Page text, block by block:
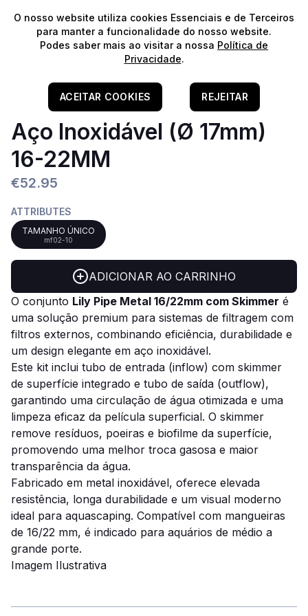
⭐️ Envios Gratuitos para encomendas acima de 60€!*⭐️
Aquascaping/Lily Pipes
Kit Lily Pipe C/ Skimmer
Aço Inoxidável (Ø 17mm)
16-22MM
€52.95
ATTRIBUTES
TAMANHO ÚNICO
mf02-10
ADICIONAR AO CARRINHO
O conjunto Lily Pipe Metal 16/22mm com Skimmer é
uma solução premium para sistemas de filtragem com
filtros externos, combinando eficiência, durabilidade e
um design elegante em aço inoxidável.
Este kit inclui tubo de entrada (inflow) com skimmer
de superfície integrado e tubo de saída (outflow),
garantindo uma circulação de água otimizada e uma
limpeza eficaz da película superficial. O skimmer
remove resíduos, poeiras e biofilme da superfície,
promovendo uma melhor troca gasosa e maior
transparência da água.
Fabricado em metal inoxidável, oferece elevada
resistência, longa durabilidade e um visual moderno
ideal para aquascaping. Compatível com mangueiras
de 16/22 mm, é indicado para aquários de médio a
grande porte.
Imagem Ilustrativa
O nosso website utiliza cookies Essenciais e de Terceiros
para manter a funcionalidade do nosso website.
Podes saber mais ao visitar a nossa Política de
Privacidade.
ACEITAR COOKIES REJEITAR